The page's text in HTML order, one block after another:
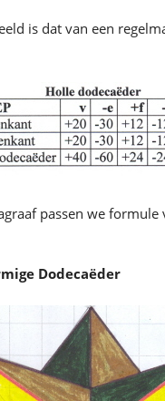
is dat van een
passen we
Dodecaëder